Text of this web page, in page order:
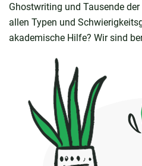
Ghostwriting und Tausende
allen Typen und
akademische Hilfe? Wir sind